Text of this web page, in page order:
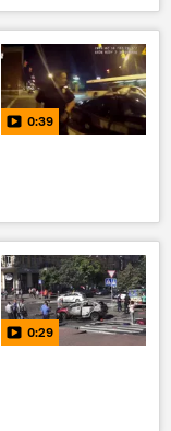
0:39
0:29